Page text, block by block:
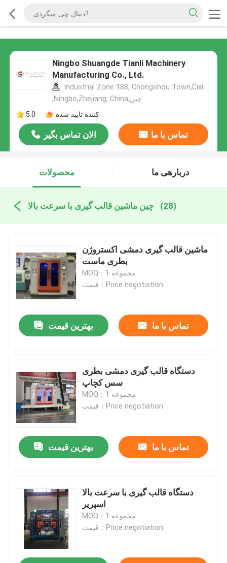
Ningbo Shuangde Tianli Machinery
Manufacturing Co., Ltd.
Industrial Zone 188, Chongshou Town,Cixi
,Ningbo,Zhejiang, China,چین
5.0
کننده تایید شده
الان تماس بگیر تماس با ما
محصولات دربارهی ما
چین ماشین قالب گیری با سرعت بالا (28)
ماشین قالب گیری دمشی اکستروژن
بطری ماست
MOQ：1 مجموعه
قیمت：Price negotiation.
بهترین قیمت تماس با ما
دستگاه قالب گیری دمشی بطری
سس کچاپ
MOQ：1 مجموعه
قیمت：Price negotiation.
بهترین قیمت تماس با ما
دستگاه قالب گیری با سرعت بالا
اسپریر
MOQ：1 مجموعه
قیمت：Price negotiation.